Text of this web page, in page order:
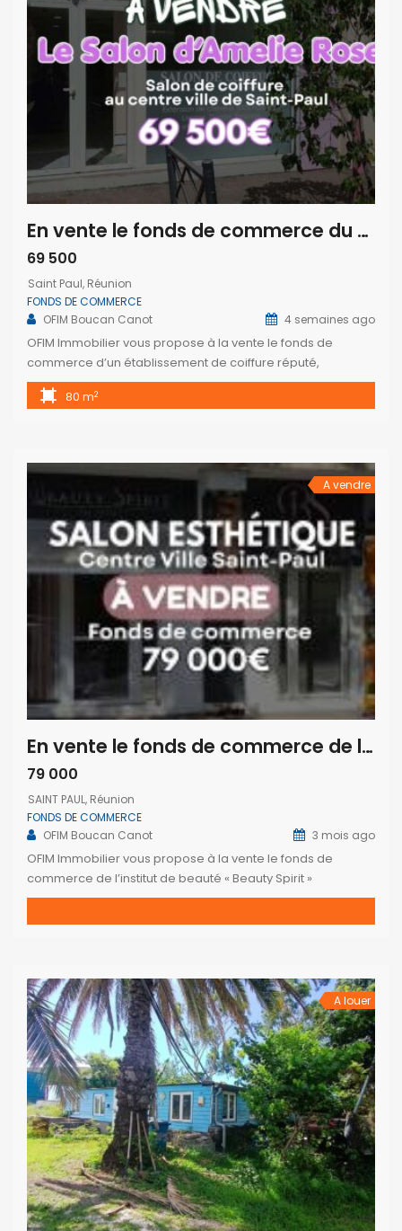
En vente le fonds de commerce du salon de coiffure Amélie Rose situé en plein centre-ville de Saint-Paul Réunion
69 500
Saint Paul, Réunion
FONDS DE COMMERCE
OFIM Boucan Canot
4 semaines ago
OFIM Immobilier vous propose à la vente le fonds de
commerce d’un établissement de coiffure réputé,
idéalement situé en plein cœur du centre-ville de Saint-
Paul, dans un environnement commerçant dynamique et
bénéficie d’un parking privatif, d’une excellente visibilité […]
80 m2
A vendre
En vente le fonds de commerce de l’institut de beauté « Beauty Spirit » situé en plein centre-ville de Saint-Paul Réunion
79 000
SAINT PAUL, Réunion
FONDS DE COMMERCE
OFIM Boucan Canot
3 mois ago
OFIM Immobilier vous propose à la vente le fonds de
commerce de l’institut de beauté « Beauty Spirit »
idéalement situé en plein centre-ville de Saint-Paul.
sociaux. Entièrement équipé […]
A louer